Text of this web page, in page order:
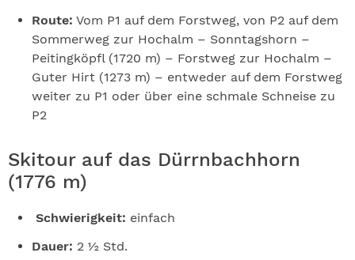
Route: Vom P1 auf dem Forstweg, von P2 auf dem
Sommerweg zur Hochalm – Sonntagshorn –
Peitingköpfl (1720 m) – Forstweg zur Hochalm –
Guter Hirt (1273 m) – entweder auf dem Forstweg
weiter zu P1 oder über eine schmale Schneise zu
P2
Skitour auf das Dürrnbachhorn
(1776 m)
Schwierigkeit: einfach
Dauer: 2 ½ Std.